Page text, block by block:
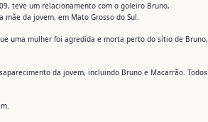
teve um relacionamento com o goleiro Bruno,
da jovem, em Mato Grosso do Sul.
uma mulher foi agredida e morta perto do sítio de Bruno,
da jovem, incluindo Bruno e Macarrão. Todos